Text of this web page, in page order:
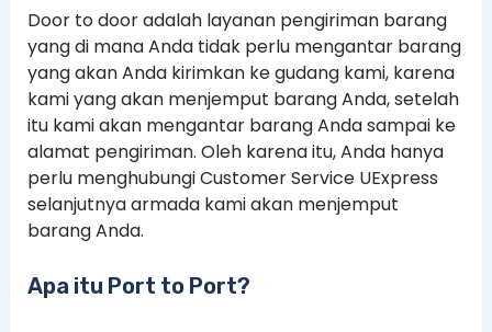
Door to door adalah layanan pengiriman barang
yang di mana Anda tidak perlu mengantar barang
yang akan Anda kirimkan ke gudang kami, karena
kami yang akan menjemput barang Anda, setelah
itu kami akan mengantar barang Anda sampai ke
alamat pengiriman. Oleh karena itu, Anda hanya
perlu menghubungi Customer Service UExpress
selanjutnya armada kami akan menjemput
barang Anda.
Apa itu Port to Port?